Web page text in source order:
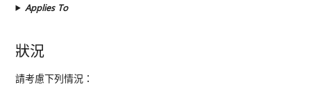
Applies To
狀況
請考慮下列情況：